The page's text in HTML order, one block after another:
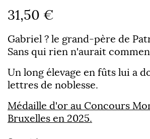
31,50 €
Gabriel ? le grand-père de
Sans qui rien n'aurait
Un long élevage en fûts lui a
lettres de noblesse.
Médaille d'or au Concours
Bruxelles en 2025.